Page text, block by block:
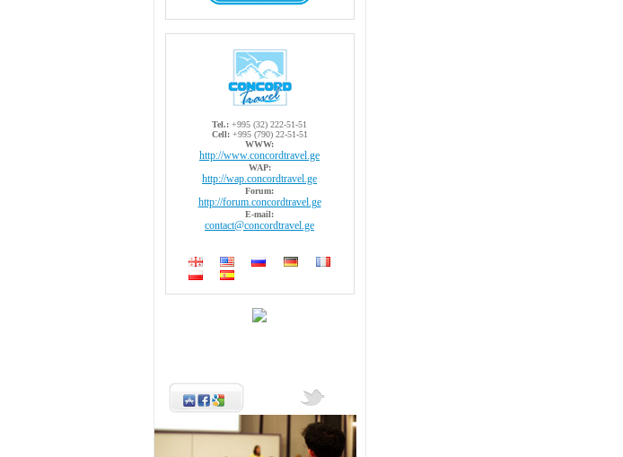
Tel.: +995 (32) 222-51-51
Cell:+995 (790) 22-51-51
WWW:
http://www.concordtravel.ge
WAP:
http://wap.concordtravel.ge
Forum:
http://forum.concordtravel.ge
E-mail:
contact@concordtravel.ge